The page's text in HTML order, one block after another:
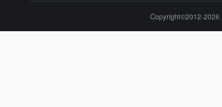
Copyright©2012-2026